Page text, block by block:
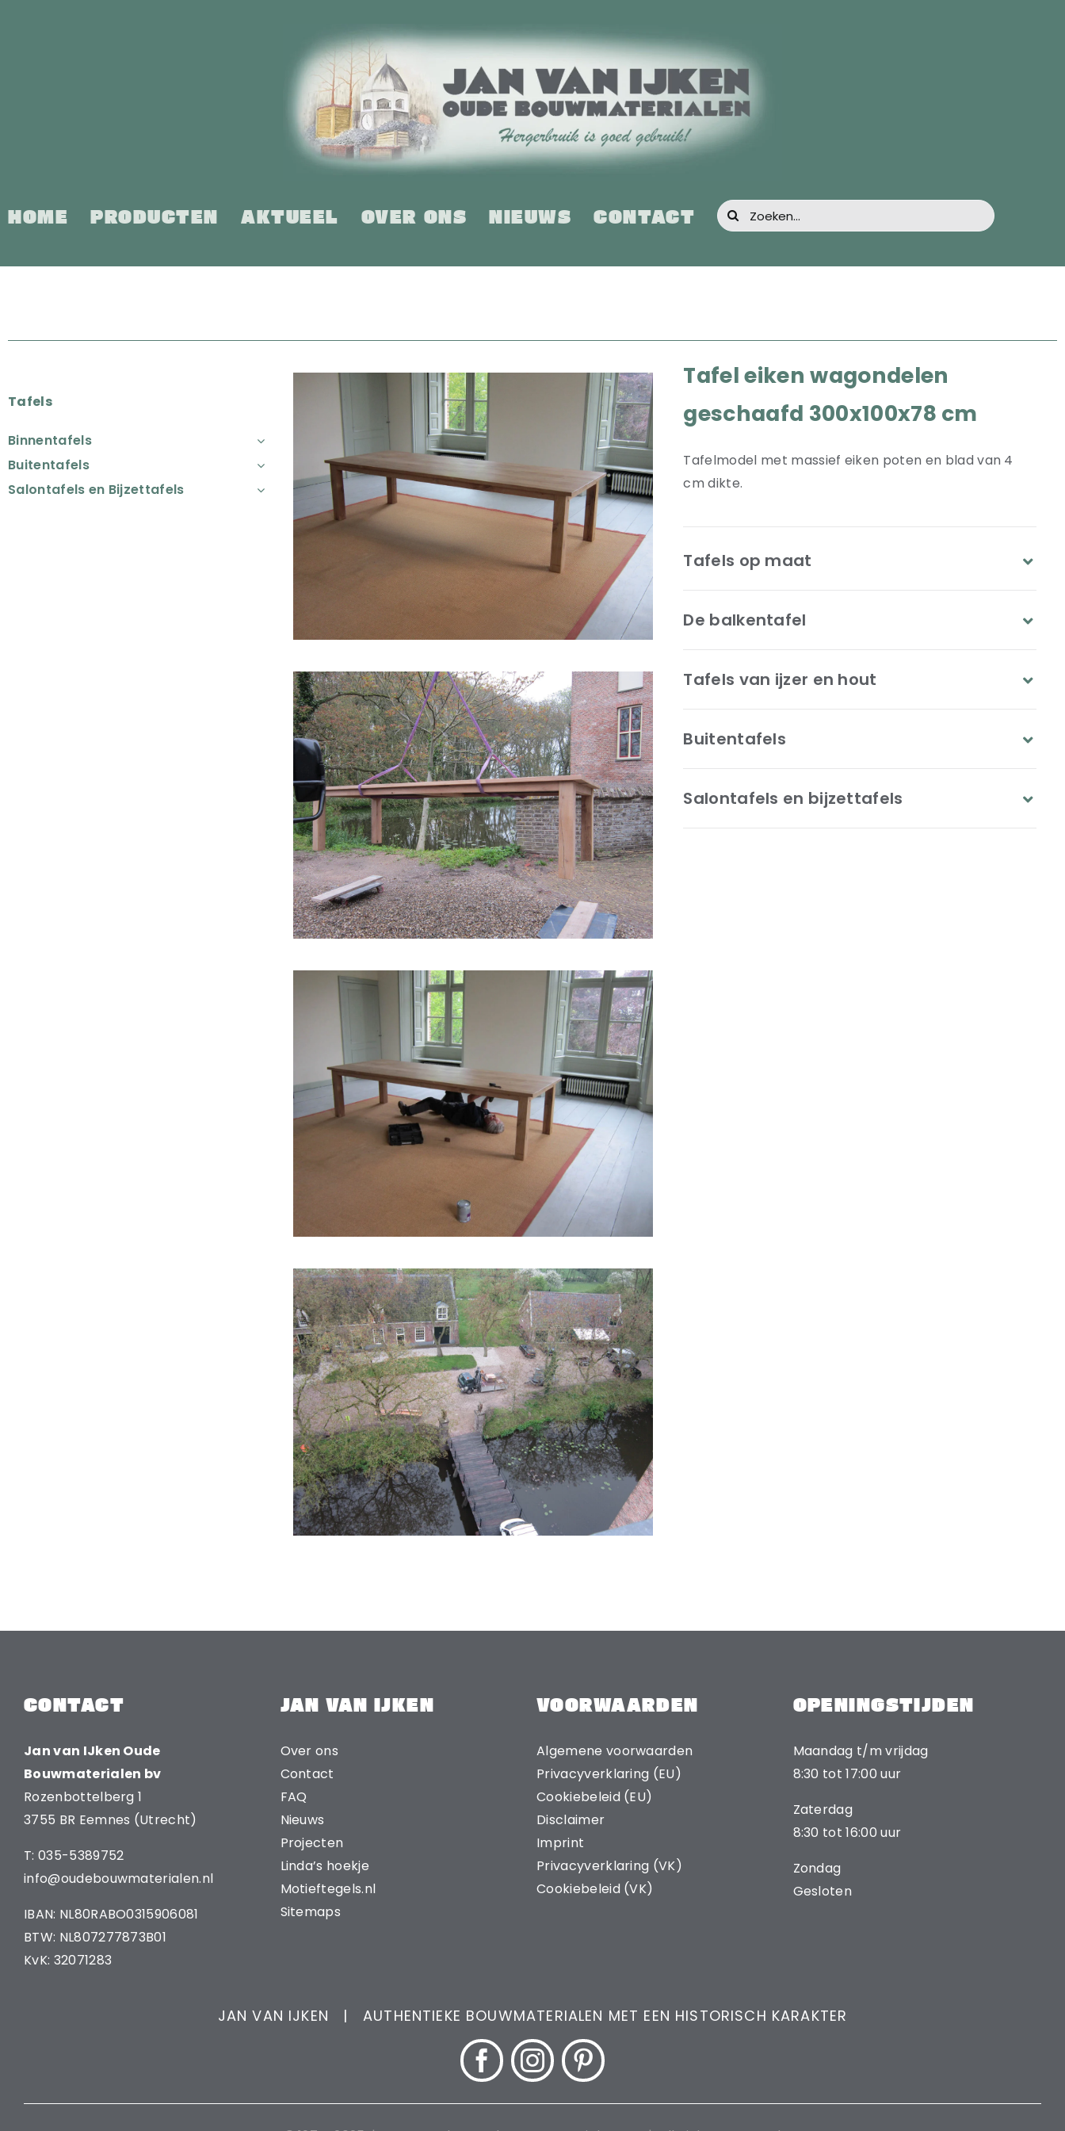
HOME PRODUCTEN AKTUEEL OVER ONS NIEUWS CONTACT Zoeken
naar:
Tafels
Binnentafels
Buitentafels
Salontafels en Bijzettafels
Tafel eiken wagondelen
geschaafd 300x100x78 cm
Tafelmodel met massief eiken poten en blad van 4
cm dikte.
Tafels op maat
De balkentafel
Tafels van ijzer en hout
Buitentafels
Salontafels en bijzettafels
CONTACT
Jan van IJken Oude
Bouwmaterialen bv
Rozenbottelberg 1
3755 BR Eemnes (Utrecht)
T: 035-5389752
info@oudebouwmaterialen.nl
IBAN: NL80RABO0315906081
BTW: NL807277873B01
KvK: 32071283
JAN VAN IJKEN
Over ons
Contact
FAQ
Nieuws
Projecten
Linda’s hoekje
Motieftegels.nl
Sitemaps
VOORWAARDEN
Algemene voorwaarden
Privacyverklaring (EU)
Cookiebeleid (EU)
Disclaimer
Imprint
Privacyverklaring (VK)
Cookiebeleid (VK)
OPENINGSTIJDEN
Maandag t/m vrijdag
8:30 tot 17:00 uur
Zaterdag
8:30 tot 16:00 uur
Zondag
Gesloten
JAN VAN IJKEN | AUTHENTIEKE BOUWMATERIALEN MET EEN HISTORISCH KARAKTER